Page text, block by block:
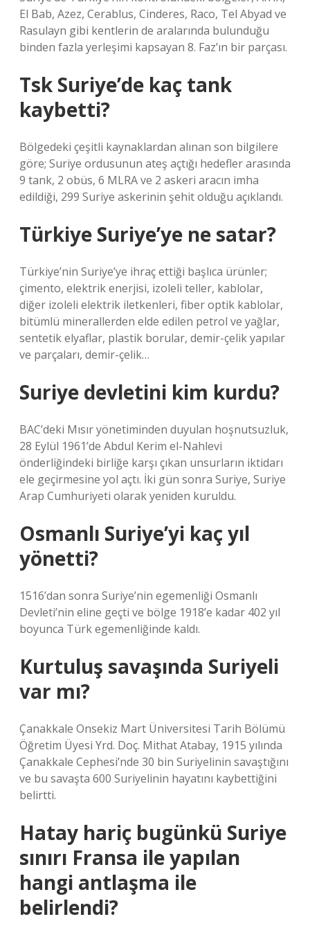
El Bab, Azez, Cerablus, Cinderes, Raco, Tel Abyad ve
Rasulayn gibi kentlerin de aralarında bulunduğu
binden fazla yerleşimi kapsayan 8. Faz’ın bir parçası.
Tsk Suriye’de kaç tank
kaybetti?
Bölgedeki çeşitli kaynaklardan alınan son bilgilere
göre; Suriye ordusunun ateş açtığı hedefler arasında
9 tank, 2 obüs, 6 MLRA ve 2 askeri aracın imha
edildiği, 299 Suriye askerinin şehit olduğu açıklandı.
Türkiye Suriye’ye ne satar?
Türkiye’nin Suriye’ye ihraç ettiği başlıca ürünler;
çimento, elektrik enerjisi, izoleli teller, kablolar,
diğer izoleli elektrik iletkenleri, fiber optik kablolar,
bitümlü minerallerden elde edilen petrol ve yağlar,
sentetik elyaflar, plastik borular, demir-çelik yapılar
ve parçaları, demir-çelik…
Suriye devletini kim kurdu?
BAC’deki Mısır yönetiminden duyulan hoşnutsuzluk,
28 Eylül 1961’de Abdul Kerim el-Nahlevi
önderliğindeki birliğe karşı çıkan unsurların iktidarı
ele geçirmesine yol açtı. İki gün sonra Suriye, Suriye
Arap Cumhuriyeti olarak yeniden kuruldu.
Osmanlı Suriye’yi kaç yıl
yönetti?
1516’dan sonra Suriye’nin egemenliği Osmanlı
Devleti’nin eline geçti ve bölge 1918’e kadar 402 yıl
boyunca Türk egemenliğinde kaldı.
Kurtuluş savaşında Suriyeli
var mı?
Çanakkale Onsekiz Mart Üniversitesi Tarih Bölümü
Öğretim Üyesi Yrd. Doç. Mithat Atabay, 1915 yılında
Çanakkale Cephesi’nde 30 bin Suriyelinin savaştığını
ve bu savaşta 600 Suriyelinin hayatını kaybettiğini
belirtti.
Hatay hariç bugünkü Suriye
sınırı Fransa ile yapılan
hangi antlaşma ile
belirlendi?